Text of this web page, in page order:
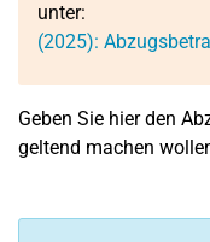
unter:
(2025):
Geben Sie hier den
geltend machen